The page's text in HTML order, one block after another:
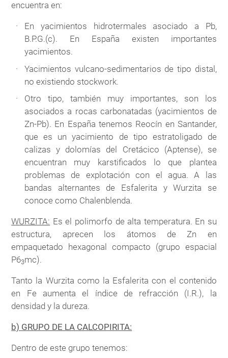
encuentra en:
En yacimientos hidrotermales asociado a Pb,
B.P.G.(c). En España existen importantes
yacimientos.
Yacimientos vulcano-sedimentarios de tipo distal,
no existiendo stockwork.
Otro tipo, también muy importantes, son los
asociados a rocas carbonatadas (yacimientos de
Zn-Pb). En España tenemos Reocín en Santander,
que es un yacimiento de tipo estratoligado de
calizas y dolomías del Cretácico (Aptense), se
encuentran muy karstificados lo que plantea
problemas de explotación con el agua. A las
bandas alternantes de Esfalerita y Wurzita se
conoce como Chalenblenda.
WURZITA: Es el polimorfo de alta temperatura. En su
estructura, aprecen los átomos de Zn en
empaquetado hexagonal compacto (grupo espacial
P63mc).
Tanto la Wurzita como la Esfalerita con el contenido
en Fe aumenta el índice de refracción (I.R.), la
densidad y la dureza.
b) GRUPO DE LA CALCOPIRITA:
Dentro de este grupo tenemos: